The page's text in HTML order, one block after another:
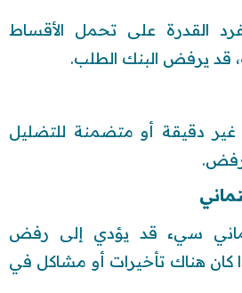
القدرة على تحمل الأقساط
قد يرفض البنك الطلب.
دقيقة أو متضمنة للتضليل
سيء قد يؤدي إلى رفض
كان هناك تأخيرات أو مشاكل في